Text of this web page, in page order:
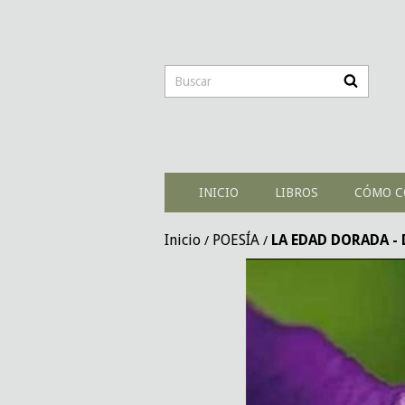
INICIO LIBROS CÓMO
Inicio / POESÍA / LA EDAD DORADA